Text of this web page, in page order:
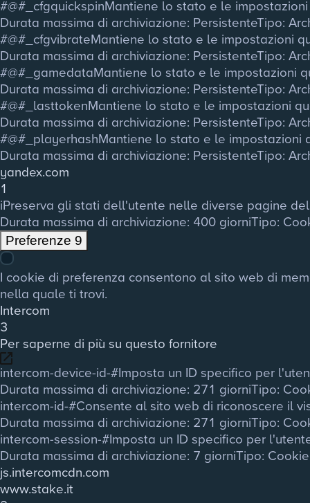
#@#_cfgquickspinMantiene lo stato e le
Durata massima di archiviazione: PersistenteTipo:
#@#_cfgvibrateMantiene lo stato e le impostazioni
Durata massima di archiviazione: PersistenteTipo:
#@#_gamedataMantiene lo stato e le impostazioni
Durata massima di archiviazione: PersistenteTipo:
#@#_lasttokenMantiene lo stato e le impostazioni
Durata massima di archiviazione: PersistenteTipo:
#@#_playerhashMantiene lo stato e le impostazioni
Durata massima di archiviazione: PersistenteTipo:
yandex.com
1
iPreserva gli stati dell'utente nelle diverse pagine
Durata massima di archiviazione: 400 giorniTipo:
Preferenze 9
I cookie di preferenza consentono al sito web di
nella quale ti trovi.
Intercom
3
Per saperne di più su questo fornitore
intercom-device-id-#Imposta un ID specifico per
Durata massima di archiviazione: 271 giorniTipo:
intercom-id-#Consente al sito web di riconoscere il
Durata massima di archiviazione: 271 giorniTipo:
intercom-session-#Imposta un ID specifico per
Durata massima di archiviazione: 7 giorniTipo:
js.intercomcdn.com
www.stake.it